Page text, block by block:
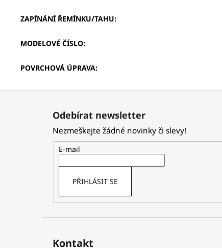
ZAPÍNÁNÍ ŘEMÍNKU/TAHU:
MODELOVÉ ČÍSLO:
POVRCHOVÁ ÚPRAVA:
Odebírat newsletter
Nezmeškejte žádné novinky či slevy!
E-mail
PŘIHLÁSIT SE
Kontakt